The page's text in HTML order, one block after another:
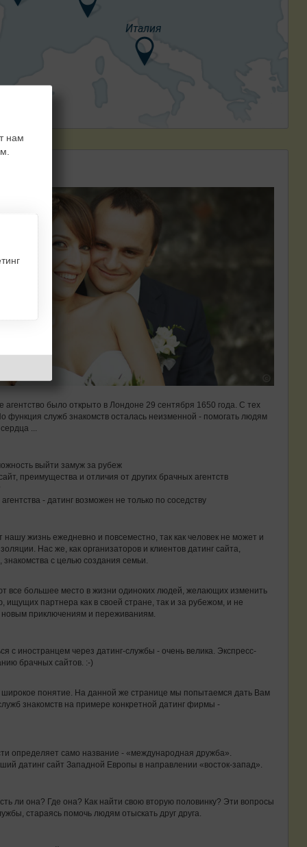
Италия
агентство было открыто в Лондоне 29 сентября 1650 года. С тех
функция служб знакомств осталась неизменной - помогать людям
...
выйти замуж за рубеж
преимущества и отличия от других брачных агентств
- датинг возможен не только по соседству
жизнь ежедневно и повсеместно, так как человек не может и
Нас же, как организаторов и клиентов датинг сайта,
знакомства с целью создания семьи.
все большее место в жизни одиноких людей, желающих изменить
ищущих партнера как в своей стране, так и за рубежом, и не
новым приключениям и переживаниям.
с иностранцем через датинг-службы - очень велика. Экспресс-
брачных сайтов. :-)
широкое понятие. На данной же странице мы попытаемся дать Вам
знакомств на примере конкретной датинг фирмы -
определяет само название - «международная дружба».
датинг сайт Западной Европы в направлении «восток-запад».
ли она? Где она? Как найти свою вторую половинку? Эти вопросы
стараясь помочь людям отыскать друг друга.
нам